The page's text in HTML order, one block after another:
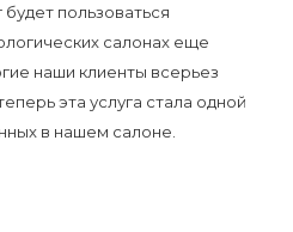
пользоваться
салонах еще
наши клиенты всерьез
эта услуга стала одной
в нашем салоне.